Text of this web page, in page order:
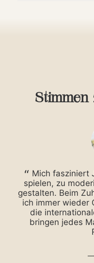
Mich fasziniert
spielen, zu
gestalten. Beim
ich immer wieder
die
bringen jedes